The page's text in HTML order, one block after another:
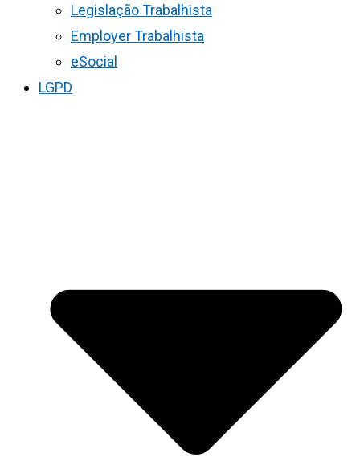
Legislação Trabalhista
Employer Trabalhista
eSocial
LGPD